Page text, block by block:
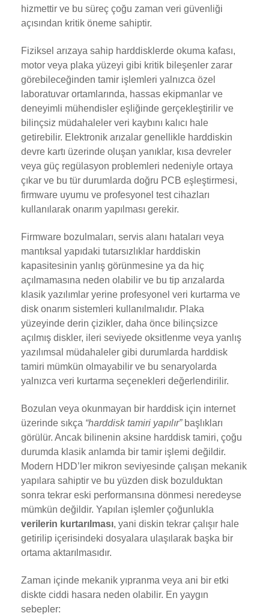
hizmettir ve bu süreç çoğu zaman veri güvenliği
açısından kritik öneme sahiptir.
Fiziksel arızaya sahip harddisklerde okuma kafası,
motor veya plaka yüzeyi gibi kritik bileşenler zarar
görebileceğinden tamir işlemleri yalnızca özel
laboratuvar ortamlarında, hassas ekipmanlar ve
deneyimli mühendisler eşliğinde gerçekleştirilir ve
bilinçsiz müdahaleler veri kaybını kalıcı hale
getirebilir. Elektronik arızalar genellikle harddiskin
devre kartı üzerinde oluşan yanıklar, kısa devreler
veya güç regülasyon problemleri nedeniyle ortaya
çıkar ve bu tür durumlarda doğru PCB eşleştirmesi,
firmware uyumu ve profesyonel test cihazları
kullanılarak onarım yapılması gerekir.
Firmware bozulmaları, servis alanı hataları veya
mantıksal yapıdaki tutarsızlıklar harddiskin
kapasitesinin yanlış görünmesine ya da hiç
açılmamasına neden olabilir ve bu tip arızalarda
klasik yazılımlar yerine profesyonel veri kurtarma ve
disk onarım sistemleri kullanılmalıdır. Plaka
yüzeyinde derin çizikler, daha önce bilinçsizce
açılmış diskler, ileri seviyede oksitlenme veya yanlış
yazılımsal müdahaleler gibi durumlarda harddisk
tamiri mümkün olmayabilir ve bu senaryolarda
yalnızca veri kurtarma seçenekleri değerlendirilir.
Bozulan veya okunmayan bir harddisk için internet
üzerinde sıkça “harddisk tamiri yapılır”başlıkları
görülür. Ancak bilinenin aksine harddisk tamiri, çoğu
durumda klasik anlamda bir tamir işlemi değildir.
Modern HDD’ler mikron seviyesinde çalışan mekanik
yapılara sahiptir ve bu yüzden disk bozulduktan
sonra tekrar eski performansına dönmesi neredeyse
mümkün değildir. Yapılan işlemler çoğunlukla
verilerin kurtarılması, yani diskin tekrar çalışır hale
getirilip içerisindeki dosyalara ulaşılarak başka bir
ortama aktarılmasıdır.
Zaman içinde mekanik yıpranma veya ani bir etki
diskte ciddi hasara neden olabilir. En yaygın
sebepler: